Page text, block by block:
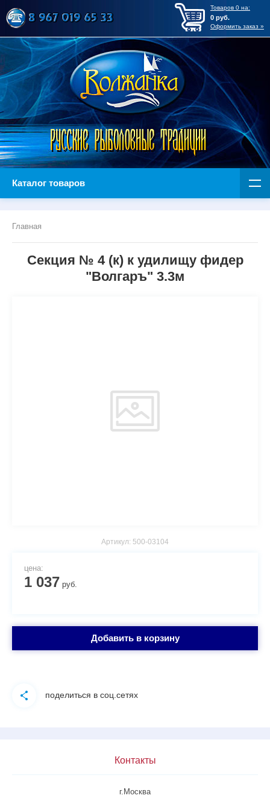
Товаров 0 на:
0 руб.
Оформить заказ »
Каталог товаров
Главная
Секция № 4 (к) к удилищу фидер
"Волгаръ" 3.3м
Артикул: 500-03104
цена:
1 037 руб.
Добавить в корзину
поделиться в соц.сетях
Контакты
г.Москва